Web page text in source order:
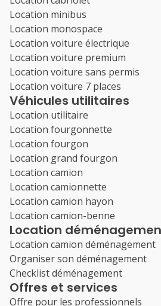
Location minibus
Location monospace
Location voiture électrique
Location voiture premium
Location voiture sans permis
Location voiture 7 places
Véhicules utilitaires
Location utilitaire
Location fourgonnette
Location fourgon
Location grand fourgon
Location camion
Location camionnette
Location camion hayon
Location camion-benne
Location
Location camion déménagement
Organiser son déménagement
Checklist déménagement
Offres et services
Offre pour les professionnels